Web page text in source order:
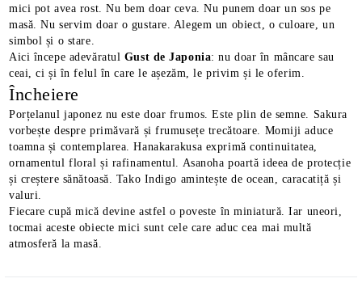
mici pot avea rost. Nu bem doar ceva. Nu punem doar un sos pe
masă. Nu servim doar o gustare. Alegem un obiect, o culoare, un
simbol și o stare.
Aici începe adevăratul Gust de Japonia: nu doar în mâncare sau
ceai, ci și în felul în care le așezăm, le privim și le oferim.
Încheiere
Porțelanul japonez nu este doar frumos. Este plin de semne. Sakura
vorbește despre primăvară și frumusețe trecătoare. Momiji aduce
toamna și contemplarea. Hanakarakusa exprimă continuitatea,
ornamentul floral și rafinamentul. Asanoha poartă ideea de protecție
și creștere sănătoasă. Tako Indigo amintește de ocean, caracatiță și
valuri.
Fiecare cupă mică devine astfel o poveste în miniatură. Iar uneori,
tocmai aceste obiecte mici sunt cele care aduc cea mai multă
atmosferă la masă.